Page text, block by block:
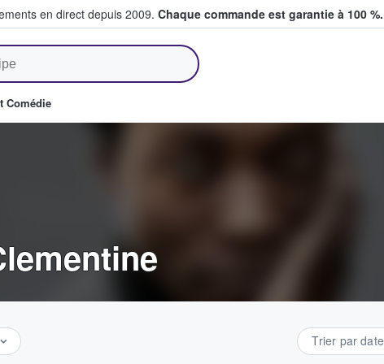
en direct depuis 2009. Chaque commande est garantie à 100 %.
et vendent des billets
Comédie
Trier par date